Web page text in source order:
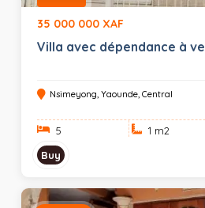
35 000 000 XAF
Villa avec dépendance à
Nsimeyong, Yaounde, Central
5 1 m2
Buy